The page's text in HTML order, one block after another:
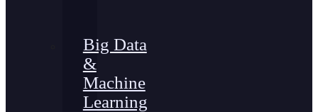
Big Data
&
Machine
Learning